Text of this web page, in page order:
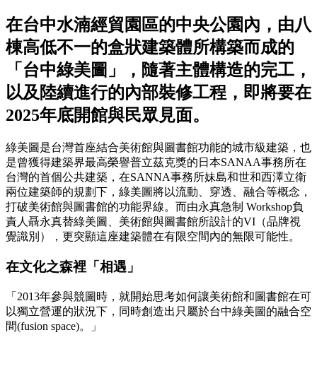
在台中水湳經貿園區的中央公園內，由八
棟高低不一的盒狀建築體所構築而成的
「台中綠美圖」，隨著主體構造的完工，
以及陸續進行的內部裝修工程，即將要在
2025年底開館與民眾見面。
綠美圖是台灣首座結合美術館與圖書館功能的城市級建築，也
是曾獲得建築界最高榮譽普立茲克獎的日本SANAA事務所在
台灣的首個公共建築，在SANNA事務所妹島和世和西澤立衛
兩位建築師的規劃下，綠美圖將以流動、穿透、融合等概念，
打破美術館與圖書館的功能界線。而由永真急制 Workshop負
責人聶永真替綠美圖、美術館與圖書館所設計的VI（品牌視
覺識別），更突顯這座建築體在有限空間內的無限可能性。
在文化之森裡「相遇」
「2013年參與競圖時，就開始思考如何讓美術館和圖書館在可
以獨立營運的狀況下，同時創造出只屬於台中綠美圖的融合空
間(fusion space)。」